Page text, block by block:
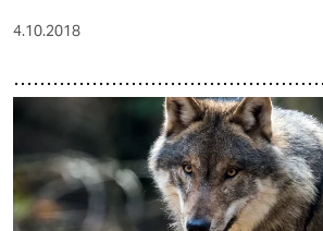
4.10.2018